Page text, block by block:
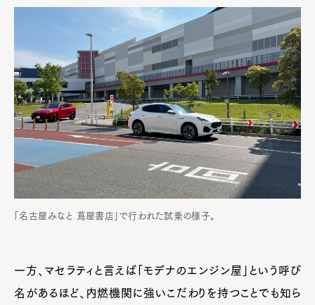
「名古屋みなと 蔦屋書店」で行われた試乗の様子。
一方、マセラティと言えば「モデナのエンジン屋」という呼び
名があるほど、内燃機関に強いこだわりを持つことでも知ら